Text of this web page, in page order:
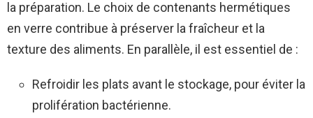
la préparation. Le choix de contenants hermétiques
en verre contribue à préserver la fraîcheur et la
texture des aliments. En parallèle, il est essentiel de :
Refroidir les plats avant le stockage, pour éviter la
prolifération bactérienne.